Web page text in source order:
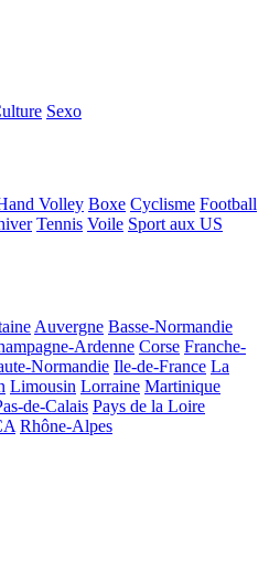
Sexo
Volley Boxe Cyclisme Football
Tennis Voile Sport aux US
Auvergne Basse-Normandie
Ardenne Corse Franche-
Normandie Ile-de-France La
Limousin Lorraine Martinique
de-Calais Pays de la Loire
Rhône-Alpes